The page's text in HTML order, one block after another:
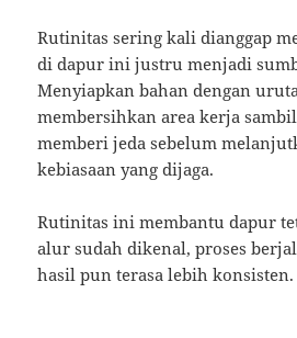
Rutinitas sering kali dianggap
di dapur ini justru menjadi
Menyiapkan bahan dengan
membersihkan area kerja
memberi jeda sebelum
kebiasaan yang dijaga.
Rutinitas ini membantu dapur
alur sudah dikenal, proses
hasil pun terasa lebih konsisten.